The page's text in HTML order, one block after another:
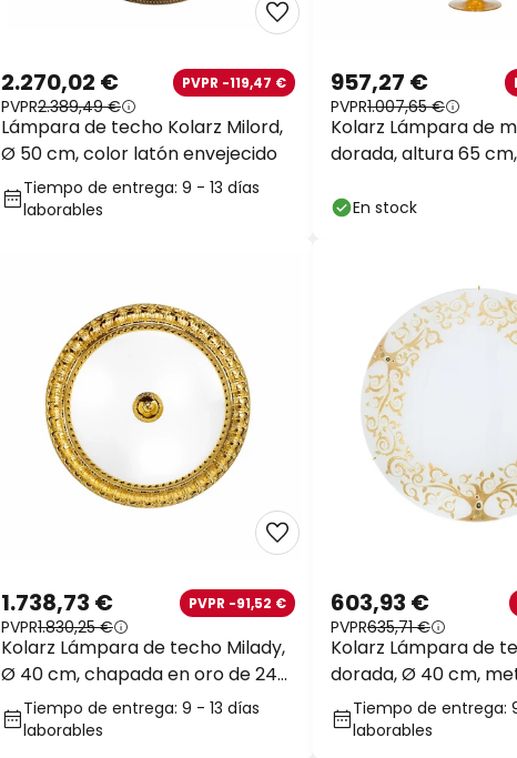
Lámpara de techo Kolarz Milord,
Ø 50 cm, color latón envejecido
2.270,02 € PVPR -119,47 €
PVPR2.389,49 €
Tiempo de entrega: 9 - 13 días
laborables
Kolarz Lámpara de
dorada, altura 65 cm,
957,27 €
PVPR1.007,65 €
En stock
Kolarz Lámpara de techo Milady,
Ø 40 cm, chapada en oro de 24
quilates
1.738,73 € PVPR -91,52 €
PVPR1.830,25 €
Tiempo de entrega: 9 - 13 días
laborables
Kolarz Lámpara de
dorada, Ø 40 cm,
603,93 €
PVPR635,71 €
Tiempo de entrega:
laborables